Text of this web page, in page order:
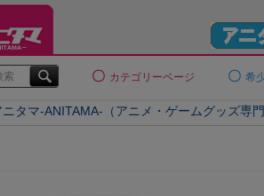
検索 カテゴリーページ 希
ニタマ-ANITAMA-（アニメ・ゲームグッズ専門